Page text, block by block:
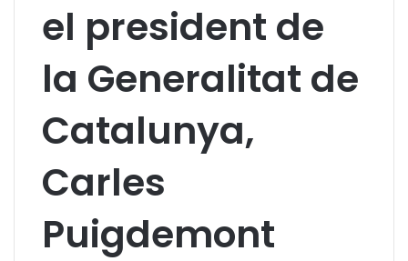
el president de
la Generalitat de
Catalunya,
Carles
Puigdemont